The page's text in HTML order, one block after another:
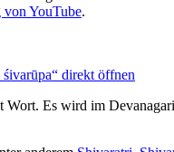
von YouTube.
direkt öffnen
Es wird im